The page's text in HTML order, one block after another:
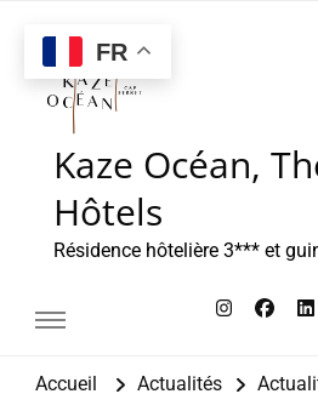
Kaze Océan,
Hôtels
Résidence hôtelière 3*** et
Accueil Actualités
FR